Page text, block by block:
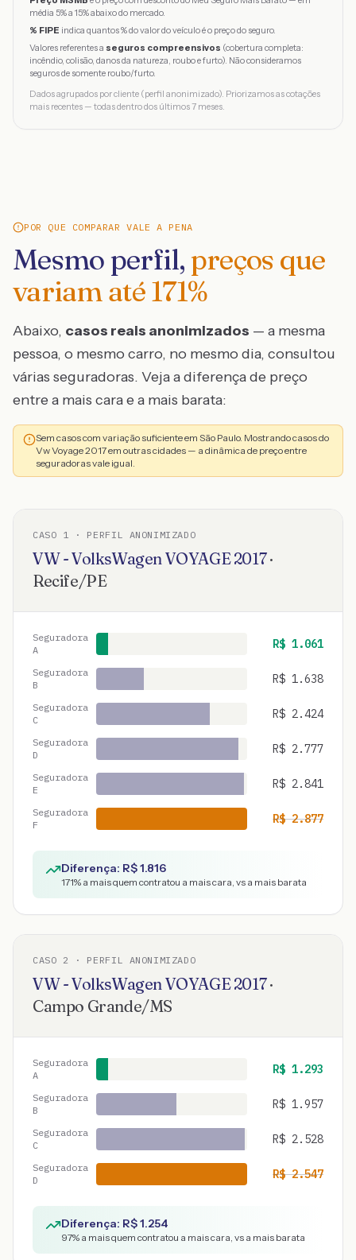
média 5% a 15% abaixo do mercado.
% FIPE indica quantos % do valor do veículo é o preço do seguro.
Valores referentes a seguros compreensivos (cobertura completa:
incêndio, colisão, danos da natureza, roubo e furto). Não consideramos
seguros de somente roubo/furto.
Dados agrupados por cliente (perfil anonimizado). Priorizamos as cotações
mais recentes — todas dentro dos últimos 7 meses.
POR QUE COMPARAR VALE A PENA
Mesmo perfil, preços que
variam até171%
Abaixo, casos reais anonimizados — a mesma
pessoa, o mesmo carro, no mesmo dia, consultou
várias seguradoras. Veja a diferença de preço
entre a mais cara e a mais barata:
Sem casos com variação suficiente em São Paulo. Mostrando casos do
Vw Voyage 2017 em outras cidades — a dinâmica de preço entre
seguradoras vale igual.
CASO 1 · PERFIL ANONIMIZADO
VW - VolksWagenVOYAGE2017·
Recife/PE
Seguradora
A
R$ 1.061
Seguradora
B
R$ 1.638
Seguradora
C
R$ 2.424
Seguradora
D
R$ 2.777
Seguradora
E
R$ 2.841
Seguradora
F
R$2.877
Diferença: R$1.816
171% a mais quem contratou a mais cara, vs a mais barata
CASO 2 · PERFIL ANONIMIZADO
VW - VolksWagenVOYAGE2017·
Campo Grande/MS
Seguradora
A
R$ 1.293
Seguradora
B
R$ 1.957
Seguradora
C
R$ 2.528
Seguradora
D
R$2.547
Diferença: R$1.254
97% a mais quem contratou a mais cara, vs a mais barata